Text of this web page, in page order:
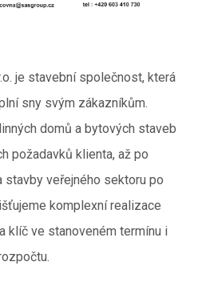
je stavební společnost, která
sny svým zákazníkům.
domů a bytových staveb
požadavků klienta, až po
veřejného sektoru po
komplexní realizace
klíč ve stanoveném termínu i